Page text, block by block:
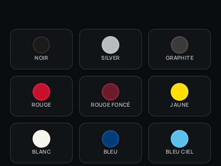
NOIR SILVER GRAPHITE
ROUGE ROUGE FONCÉ JAUNE
BLANC BLEU BLEU CIEL